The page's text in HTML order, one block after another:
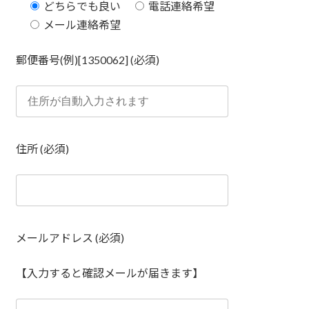
どちらでも良い
電話連絡希望
メール連絡希望
郵便番号(例)[1350062] (必須)
住所 (必須)
メールアドレス (必須)
【入力すると確認メールが届きます】